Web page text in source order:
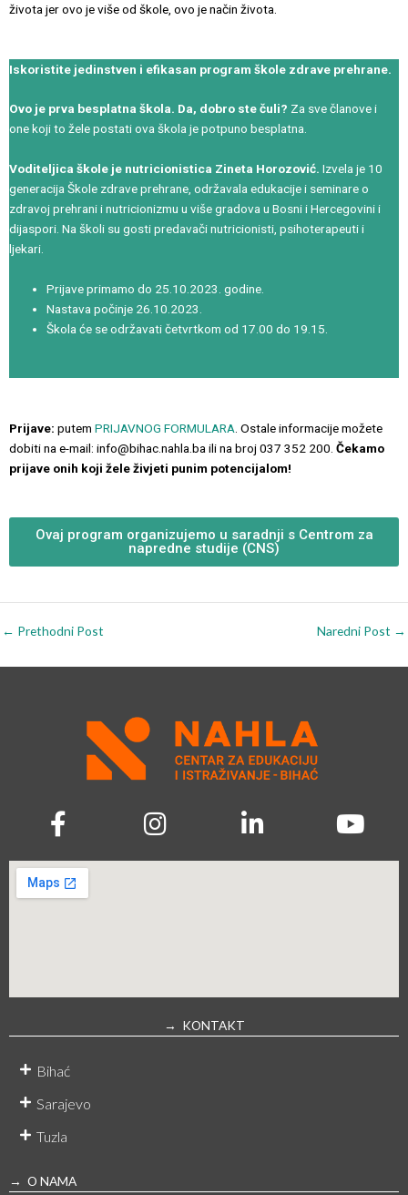
života jer ovo je više od škole, ovo je način života.
Iskoristite jedinstven i efikasan program škole zdrave prehrane.
Ovo je prva besplatna škola. Da, dobro ste čuli? Za sve članove i
one koji to žele postati ova škola je potpuno besplatna.
Voditeljica škole je nutricionistica Zineta Horozović. Izvela je 10
generacija Škole zdrave prehrane, održavala edukacije i seminare o
zdravoj prehrani i nutricionizmu u više gradova u Bosni i Hercegovini i
dijaspori. Na školi su gosti predavači nutricionisti, psihoterapeuti i
ljekari.
Prijave primamo do 25.10.2023. godine.
Nastava počinje 26.10.2023.
Škola će se održavati četvrtkom od 17.00 do 19.15.
Prijave: putem PRIJAVNOG FORMULARA . Ostale informacije možete
dobiti na e-mail: info@bihac.nahla.ba ili na broj 037 352 200. Čekamo
prijave onih koji žele živjeti punim potencijalom!
Ovaj program organizujemo u saradnji s Centrom za
napredne studije (CNS)
← Prethodni Post Naredni Post →
→ KONTAKT
Bihać
Sarajevo
Tuzla
→ O NAMA